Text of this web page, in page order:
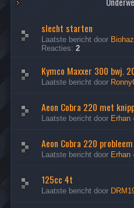
slecht starten
Laatste bericht door
Reacties: 2
Kymco Maxxer 300 bwj.
Laatste bericht door
Aeon Cobra 220 met
Laatste bericht door Erhan
Aeon Cobra 220
Laatste bericht door Erhan
125cc 4t
Laatste bericht door